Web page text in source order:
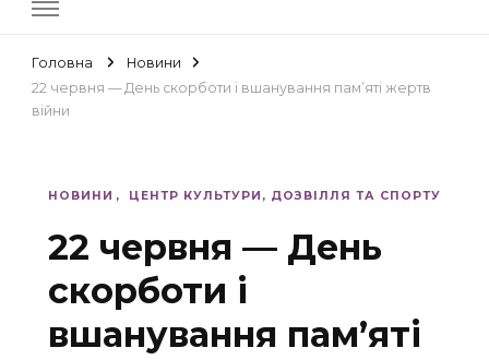
Головна
Новини
22 червня — День скорботи і вшанування пам’яті жертв
війни
НОВИНИ ЦЕНТР КУЛЬТУРИ, ДОЗВІЛЛЯ ТА СПОРТУ
22 червня — День
скорботи і
вшанування пам’яті